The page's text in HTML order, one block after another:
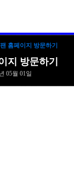
홈페이지 방문하기
지 방문하기
05월 01일